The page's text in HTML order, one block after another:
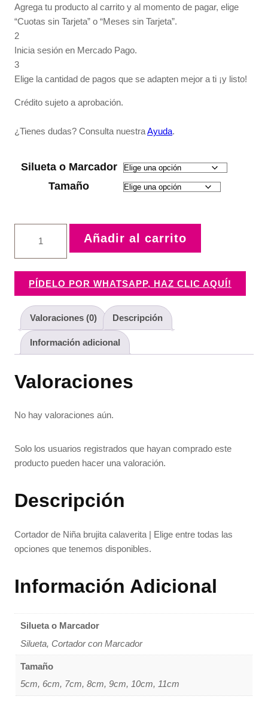
Agrega tu producto al carrito y al momento de pagar, elige
“Cuotas sin Tarjeta” o “Meses sin Tarjeta”.
2
Inicia sesión en Mercado Pago.
3
Elige la cantidad de pagos que se adapten mejor a ti ¡y listo!
Crédito sujeto a aprobación.
¿Tienes dudas? Consulta nuestraAyuda.
Silueta o Marcador
Tamaño
brujita
Añadir al carrito
PÍDELO POR WHATSAPP, HAZ CLIC AQUÍ!
Valoraciones (0) Descripción
Información adicional
Valoraciones
No hay valoraciones aún.
Solo los usuarios registrados que hayan comprado este
producto pueden hacer una valoración.
Descripción
Cortador de Niña brujita calaverita | Elige entre todas las
opciones que tenemos disponibles.
Información Adicional
Silueta o Marcador
Silueta, Cortador con Marcador
Tamaño
5cm, 6cm, 7cm, 8cm, 9cm, 10cm, 11cm